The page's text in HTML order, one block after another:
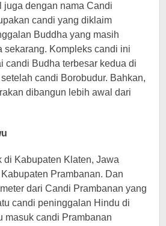
dengan nama Candi
candi yang diklaim
Buddha yang masih
sekarang. Kompleks candi ini
candi Budha terbesar kedua di
candi Borobudur. Bahkan,
dibangun lebih awal dari
di Kabupaten Klaten, Jawa
Prambanan. Dan
dari Candi Prambanan yang
candi peninggalan Hindu di
masuk candi Prambanan